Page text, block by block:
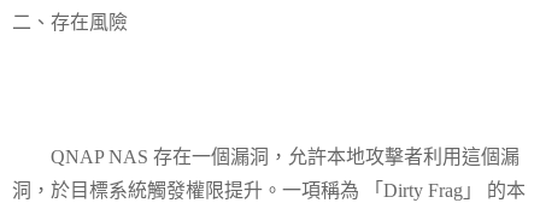
二、存在風險
QNAP NAS 存在一個漏洞，允許本地攻擊者利用這個漏
洞，於目標系統觸發權限提升。一項稱為 「Dirty Frag」 的本